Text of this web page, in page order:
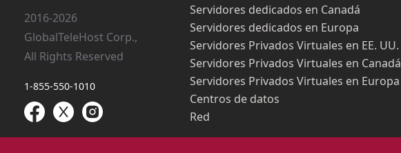
2016-2026
GlobalTeleHost Corp.,
All Rights Reserved
1-855-550-1010
Servidores dedicados en Canadá
Servidores dedicados en Europa
Servidores Privados Virtuales en EE. UU.
Servidores Privados Virtuales en Canadá
Servidores Privados Virtuales en Europa
Centros de datos
Red